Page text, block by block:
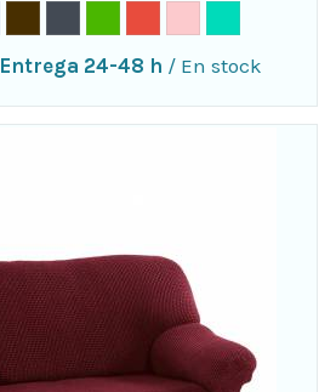
Entrega 24-48 h / En stock